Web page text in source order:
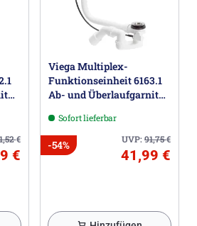
€
€
Viega Multiplex-
Funktionseinheit 6163.1
Ab- und Überlaufgarnitur
Sofort lieferbar
UVP:91,75€
-54%
41,99 €